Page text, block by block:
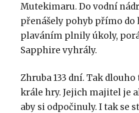
Mutekimaru. Do vodní
přenášely pohyb přímo do
plaváním plnily úkoly,
Sapphire vyhrály.
Zhruba 133 dní. Tak
krále hry. Jejich majitel je
aby si odpočinuly. I tak se